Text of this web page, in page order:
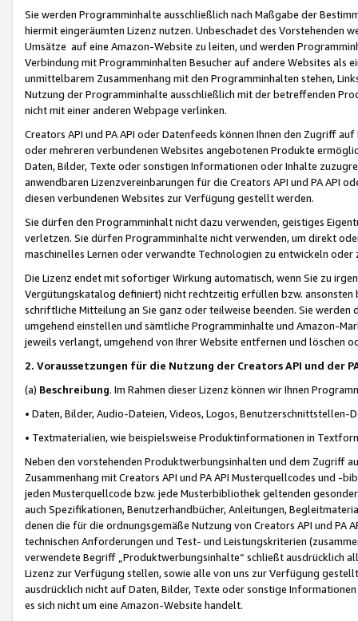
Sie werden Programminhalte ausschließlich nach Maßgabe der
hiermit eingeräumten Lizenz nutzen. Unbeschadet des Vorstehenden
Umsätze auf eine Amazon-Website zu leiten, und werden
Verbindung mit Programminhalten Besucher auf andere Websites als
unmittelbarem Zusammenhang mit den Programminhalten stehen,
Nutzung der Programminhalte ausschließlich mit der betreffenden
nicht mit einer anderen Webpage verlinken.
Creators API und PA API oder Datenfeeds können Ihnen den Zugriff
oder mehreren verbundenen Websites angebotenen Produkte
Daten, Bilder, Texte oder sonstigen Informationen oder Inhalte
anwendbaren Lizenzvereinbarungen für die Creators API und PA API
diesen verbundenen Websites zur Verfügung gestellt werden.
Sie dürfen den Programminhalt nicht dazu verwenden, geistiges
verletzen. Sie dürfen Programminhalte nicht verwenden, um direkt
maschinelles Lernen oder verwandte Technologien zu entwickeln
Die Lizenz endet mit sofortiger Wirkung automatisch, wenn Sie zu
Vergütungskatalog definiert) nicht rechtzeitig erfüllen bzw. ansonsten
schriftliche Mitteilung an Sie ganz oder teilweise beenden. Sie werden
umgehend einstellen und sämtliche Programminhalte und Amazon-
jeweils verlangt, umgehend von Ihrer Website entfernen und löschen
2. Voraussetzungen für die Nutzung der Creators API und der
(a) Beschreibung. Im Rahmen dieser Lizenz können wir Ihnen
• Daten, Bilder, Audio-Dateien, Videos, Logos, Benutzerschnittstellen-
• Textmaterialien, wie beispielsweise Produktinformationen in
Neben den vorstehenden Produktwerbungsinhalten und dem Zugriff
Zusammenhang mit Creators API und PA API Musterquellcodes und
jeden Musterquellcode bzw. jede Musterbibliothek geltenden
auch Spezifikationen, Benutzerhandbücher, Anleitungen,
denen die für die ordnungsgemäße Nutzung von Creators API und PA
technischen Anforderungen und Test- und Leistungskriterien
verwendete Begriff „Produktwerbungsinhalte“ schließt ausdrücklich
Lizenz zur Verfügung stellen, sowie alle von uns zur Verfügung
ausdrücklich nicht auf Daten, Bilder, Texte oder sonstige
es sich nicht um eine Amazon-Website handelt.